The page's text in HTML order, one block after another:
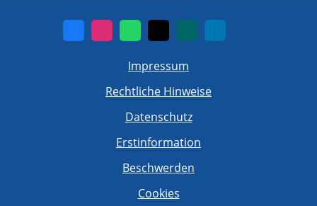
Impressum
Rechtliche Hinweise
Datenschutz
Erstinformation
Beschwerden
Cookies